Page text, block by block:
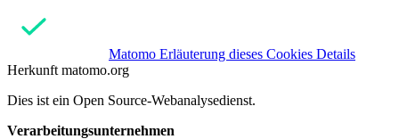
Matomo Erläuterung dieses Cookies Details
Herkunft matomo.org
Dies ist ein Open Source-Webanalysedienst.
Verarbeitungsunternehmen